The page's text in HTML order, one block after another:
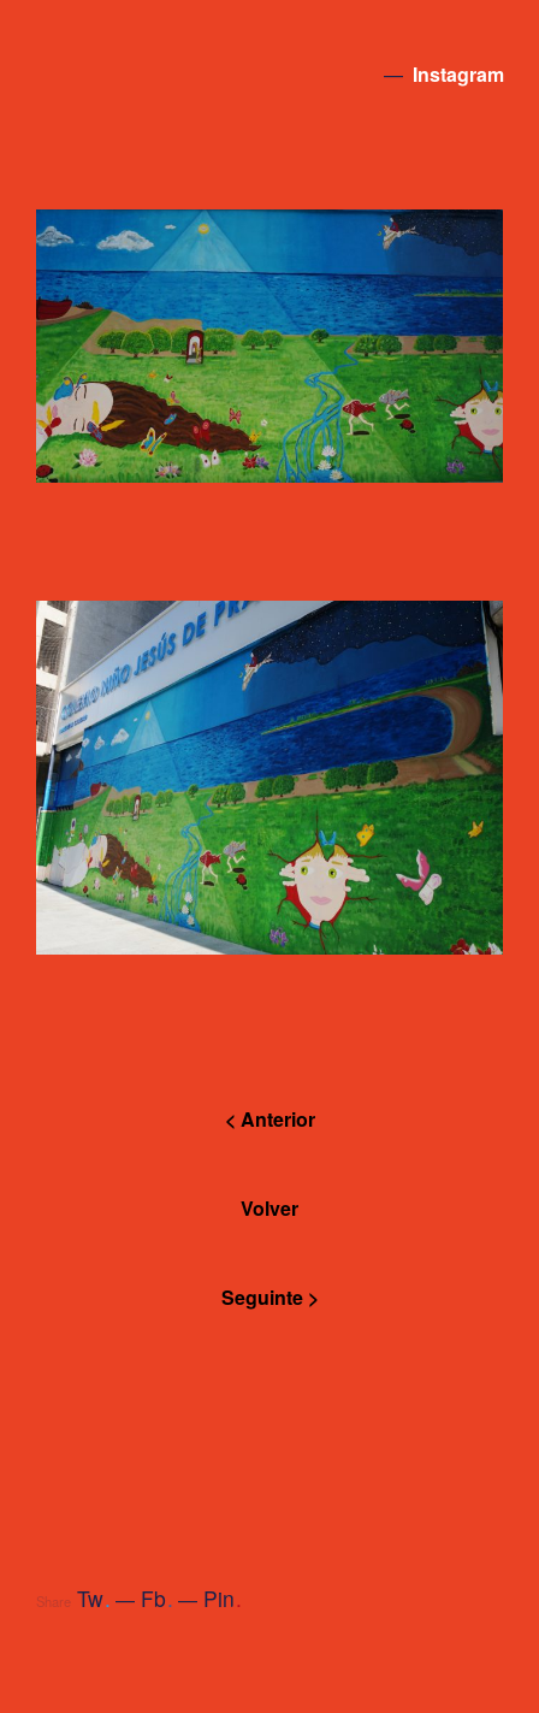
— Instagram
< Anterior
Volver
Seguinte >
Share Tw. Fb. Pin.